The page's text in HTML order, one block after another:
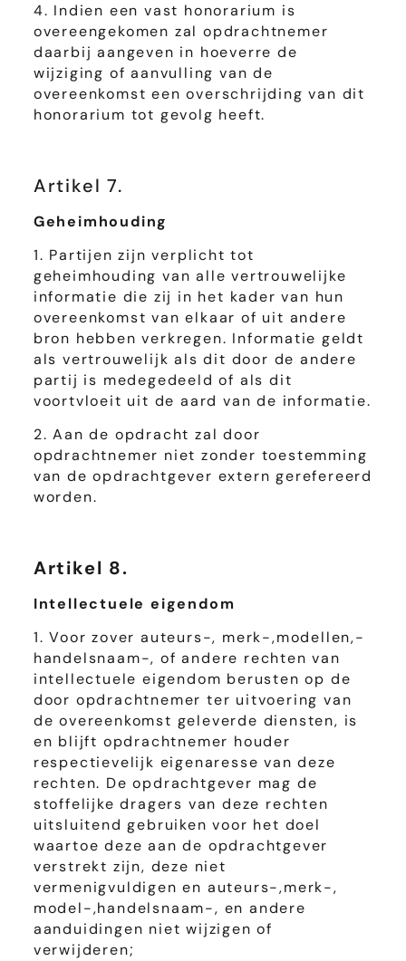
4. Indien een vast honorarium is
overeengekomen zal opdrachtnemer
daarbij aangeven in hoeverre de
wijziging of aanvulling van de
overeenkomst een overschrijding van dit
honorarium tot gevolg heeft.
Artikel 7.
Geheimhouding
1. Partijen zijn verplicht tot
geheimhouding van alle vertrouwelijke
informatie die zij in het kader van hun
overeenkomst van elkaar of uit andere
bron hebben verkregen. Informatie geldt
als vertrouwelijk als dit door de andere
partij is medegedeeld of als dit
voortvloeit uit de aard van de informatie.
2. Aan de opdracht zal door
opdrachtnemer niet zonder toestemming
van de opdrachtgever extern gerefereerd
worden.
Artikel 8.
Intellectuele eigendom
1. Voor zover auteurs-, merk-,modellen,-
handelsnaam-, of andere rechten van
intellectuele eigendom berusten op de
door opdrachtnemer ter uitvoering van
de overeenkomst geleverde diensten, is
en blijft opdrachtnemer houder
respectievelijk eigenaresse van deze
rechten. De opdrachtgever mag de
stoffelijke dragers van deze rechten
uitsluitend gebruiken voor het doel
waartoe deze aan de opdrachtgever
verstrekt zijn, deze niet
vermenigvuldigen en auteurs-,merk-,
model-,handelsnaam-, en andere
aanduidingen niet wijzigen of
verwijderen;